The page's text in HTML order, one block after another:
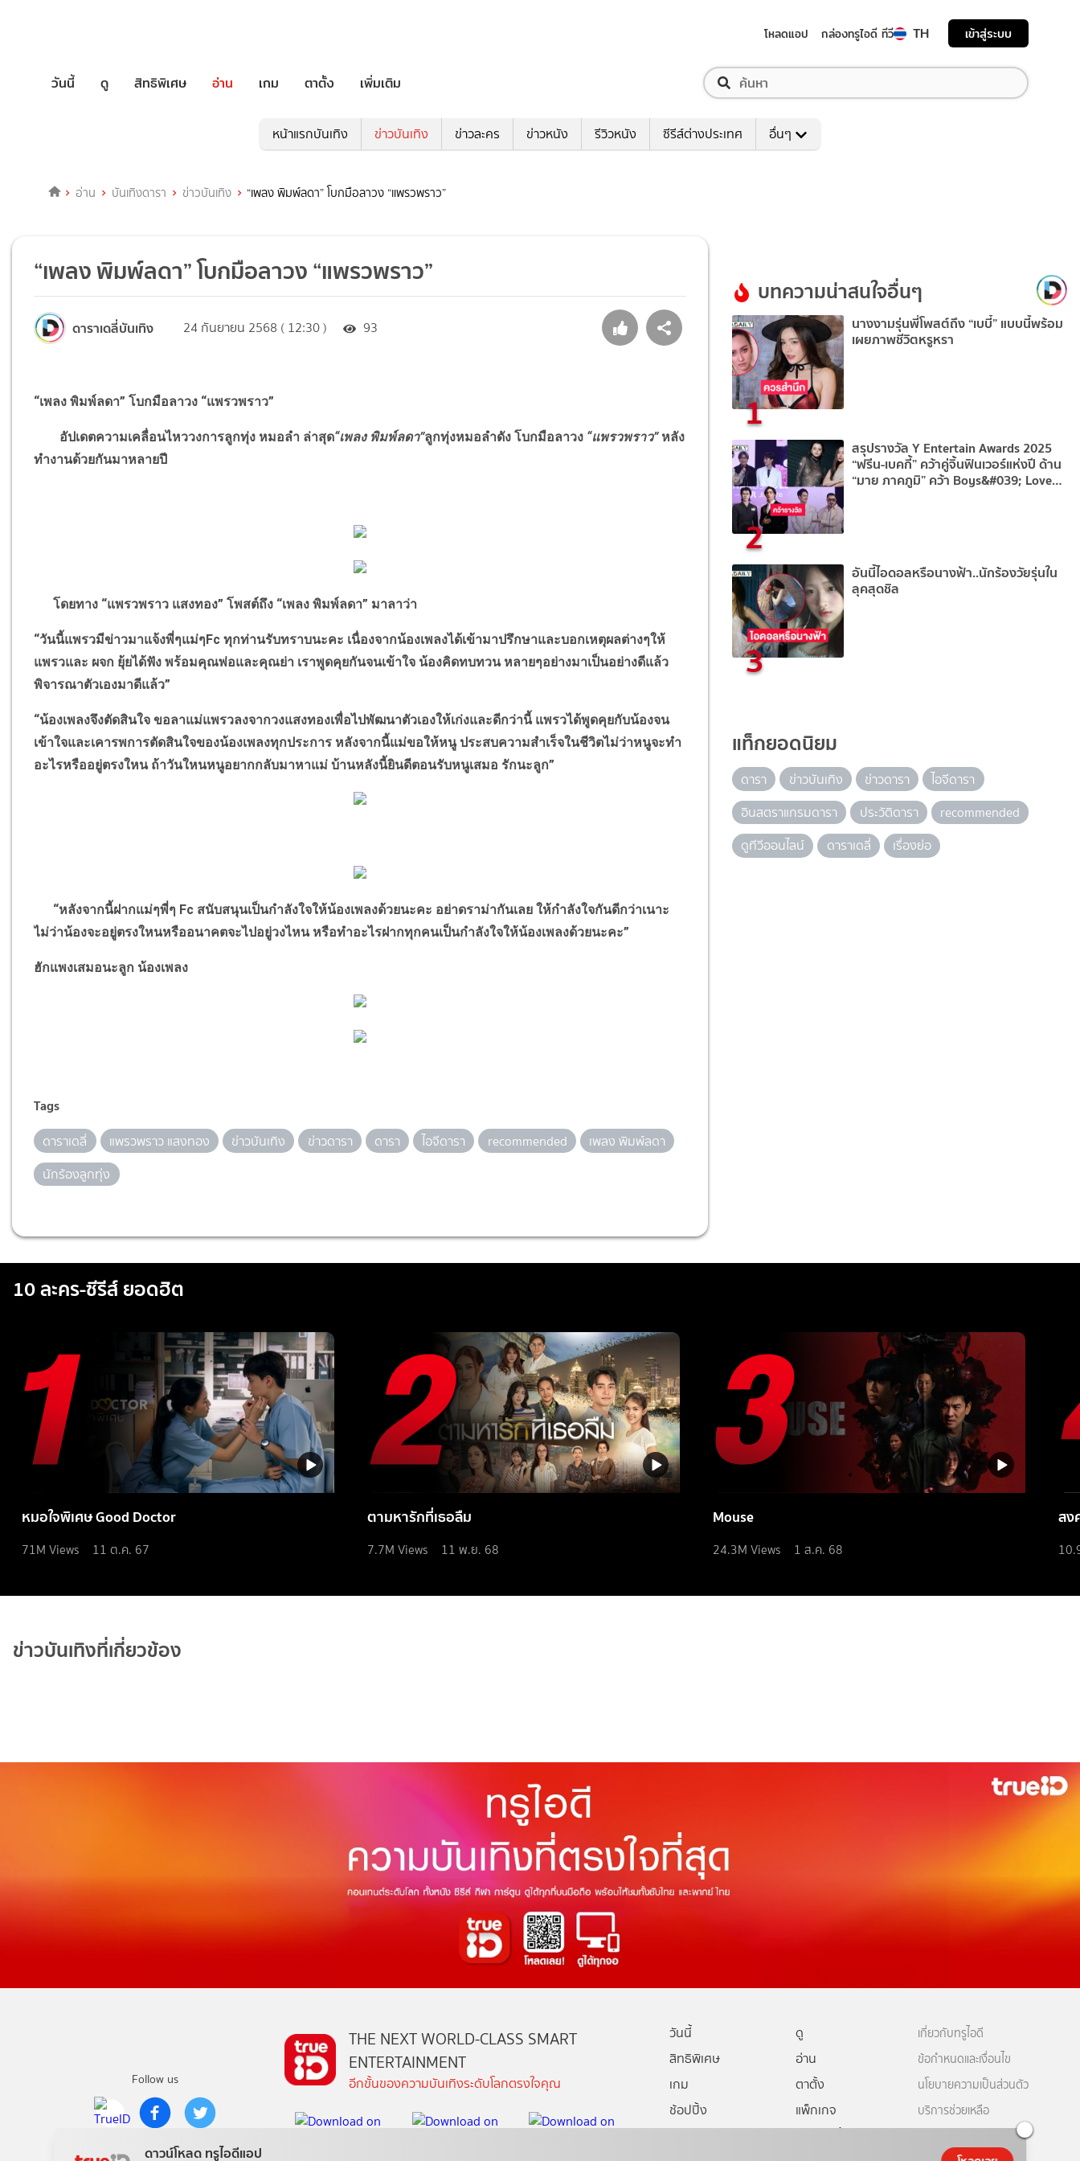
โหลดแอป กล่องทรูไอดี ทีวี TH เข้าสู่ระบบ
วันนี้ ดู สิทธิพิเศษ อ่าน เกม ตาตั้ง เพิ่มเติม
หน้าแรกบันเทิง ข่าวบันเทิง ข่าวละคร ข่าวหนัง รีวิวหนัง ซีรีส์ต่างประเทศ อื่นๆ
อ่าน บันเทิงดารา ข่าวบันเทิง “เพลง พิมพ์ลดา” โบกมือลาวง “แพรวพราว”
“เพลง พิมพ์ลดา” โบกมือลาวง “แพรวพราว”
ดาราเดลี่บันเทิง 24 กันยายน 2568 ( 12:30 ) 93
“เพลง พิมพ์ลดา” โบกมือลาวง “แพรวพราว”
อัปเดตความเคลื่อนไหววงการลูกทุ่ง หมอลำ ล่าสุด“เพลง พิมพ์ลดา”ลูกทุ่งหมอลำดัง โบกมือลาวง “แพรวพราว”หลัง
ทำงานด้วยกันมาหลายปี
โดยทาง “แพรวพราว แสงทอง” โพสต์ถึง “เพลง พิมพ์ลดา” มาลาว่า
“วันนี้แพรวมีข่าวมาแจ้งพี่ๆแม่ๆ Fcทุกท่านรับทราบนะคะ เนื่องจากน้องเพลงได้เข้ามาปรึกษาและบอกเหตุผลต่างๆให้
แพรวและ ผจก ยุ้ยได้ฟัง พร้อมคุณพ่อและคุณย่า เราพูดคุยกันจนเข้าใจ น้องคิดทบทวน หลายๆอย่างมาเป็นอย่างดีแล้ว
พิจารณาตัวเองมาดีแล้ว”
“น้องเพลงจึงตัดสินใจ ขอลาแม่แพรวลงจากวงแสงทองเพื่อไปพัฒนาตัวเองให้เก่งและดีกว่านี้ แพรวได้พูดคุยกับน้องจน
เข้าใจและเคารพการตัดสินใจของน้องเพลงทุกประการ หลังจากนี้แม่ขอให้หนู ประสบความสำเร็จในชีวิตไม่ว่าหนูจะทำ
อะไรหรืออยู่ตรงใหน ถ้าวันใหนหนูอยากกลับมาหาแม่ บ้านหลังนี้ยินดีตอนรับหนูเสมอ รักนะลูก”
“หลังจากนี้ฝากแม่ๆพี่ๆ Fc สนับสนุนเป็นกำลังใจให้น้องเพลงด้วยนะคะ อย่าดราม่ากันเลย ให้กำลังใจกันดีกว่าเนาะ
ไม่ว่าน้องจะอยู่ตรงใหนหรืออนาคตจะไปอยู่วงไหน หรือทำอะไรฝากทุกคนเป็นกำลังใจให้น้องเพลงด้วยนะคะ”
ฮักแพงเสมอนะลูก น้องเพลง
Tags
ดาราเดลี่ แพรวพราว แสงทอง ข่าวบันเทิง ข่าวดารา ดารา ไอจีดารา recommended
เพลง พิมพ์ลดา
นักร้องลูกทุ่ง
บทความน่าสนใจอื่นๆ
1
นางงามรุ่นพี่โพสต์ถึง “เบบี๋” แบบนี้พร้อม
เผยภาพชีวิตหรูหรา
2
สรุปรางวัล Y Entertain Awards 2025
“ฟรีน-เบคกี้” คว้าคู่จิ้นฟินเวอร์แห่งปี ด้าน
“มาย ภาคภูมิ” คว้า Boys&#039; Love
3
อันนี้ไอดอลหรือนางฟ้า..นักร้องวัยรุ่นใน
ลุคสุดชิล
แท็กยอดนิยม
ดารา ข่าวบันเทิง ข่าวดารา
ไอจีดารา
อินสตราแกรมดารา
ประวัติดารา
recommended
ดูทีวีออนไลน์
ดาราเดลี่ เรื่องย่อ
10 ละคร-ซีรีส์ ยอดฮิต
หมอใจพิเศษ Good Doctor
71M Views 11 ต.ค. 67
ตามหารักที่เธอลืม
7.7M Views 11 พ.ย. 68
Mouse
24.3M Views 1 ส.ค. 68
สง
ข่าวบันเทิงที่เกี่ยวข้อง
ดาวน์โหลด ทรูไอดีแอป
Follow us
Copyright © True Digital Group Company Limited.
All rights reserved
THE NEXT WORLD-CLASS SMART
ENTERTAINMENT
อีกขั้นของความบันเทิงระดับโลกตรงใจคุณ
วันนี้
ดู
สิทธิพิเศษ
อ่าน
เกม
ตาตั้ง
ช้อปปิ้ง
แพ็กเกจ
เกี่ยวกับทรูไอดี
ข้อกำหนดและเงื่อนไข
นโยบายความเป็นส่วนตัว
บริการช่วยเหลือ